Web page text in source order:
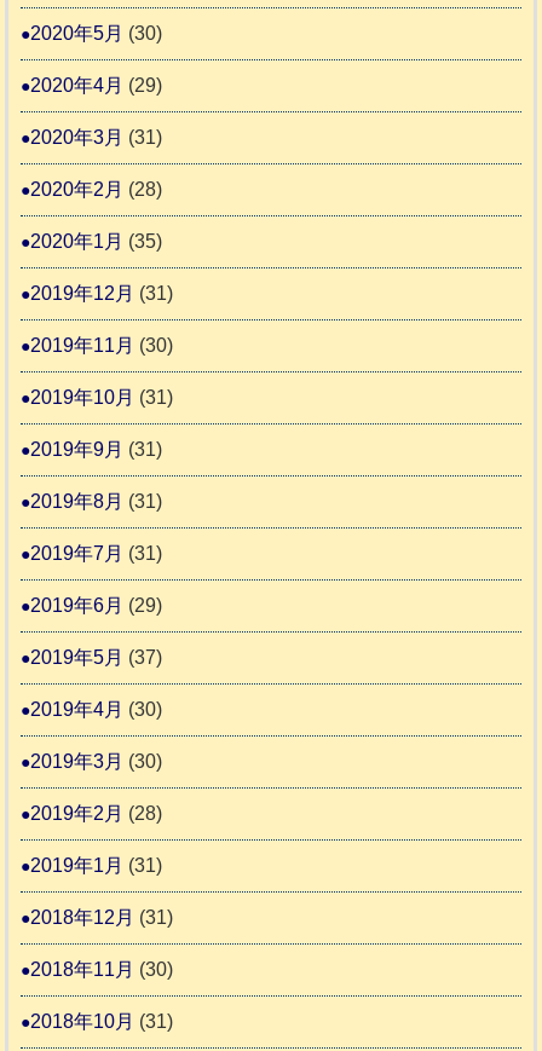
2020年5月 (30)
2020年4月 (29)
2020年3月 (31)
2020年2月 (28)
2020年1月 (35)
2019年12月 (31)
2019年11月 (30)
2019年10月 (31)
2019年9月 (31)
2019年8月 (31)
2019年7月 (31)
2019年6月 (29)
2019年5月 (37)
2019年4月 (30)
2019年3月 (30)
2019年2月 (28)
2019年1月 (31)
2018年12月 (31)
2018年11月 (30)
2018年10月 (31)